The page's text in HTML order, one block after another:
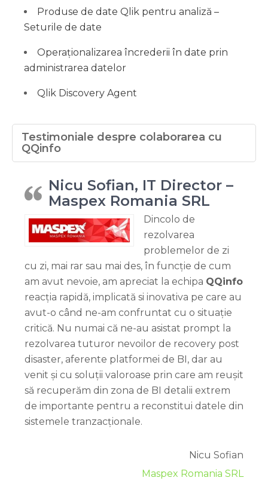
Produse de date Qlik pentru analiză –
Seturile de date
Operaționalizarea încrederii în date prin
administrarea datelor
Qlik Discovery Agent
Testimoniale despre colaborarea cu
QQinfo
Nicu Sofian, IT Director –
Maspex Romania SRL
Dincolo de
rezolvarea
problemelor de zi
cu zi, mai rar sau mai des, în funcție de cum
am avut nevoie, am apreciat la echipa QQinfo
reacția rapidă, implicată si inovativa pe care au
avut-o când ne-am confruntat cu o situație
critică. Nu numai că ne-au asistat prompt la
rezolvarea tuturor nevoilor de recovery post
disaster, aferente platformei de BI, dar au
venit și cu soluții valoroase prin care am reușit
să recuperăm din zona de BI detalii extrem
de importante pentru a reconstitui datele din
sistemele tranzacționale.
Nicu Sofian
Maspex Romania SRL